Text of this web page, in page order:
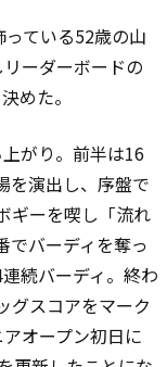
ている52歳の山
ーダーボードの
めた。
がり。前半は16
を演出し、序盤で
ギーを喫し「流れ
でバーディを奪っ
続バーディ。終わ
グスコアをマーク
オープン初日に